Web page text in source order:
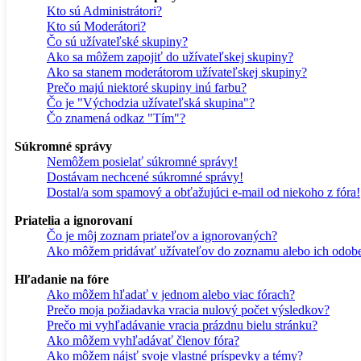
Kto sú Administrátori?
Kto sú Moderátori?
Čo sú užívateľské skupiny?
Ako sa môžem zapojiť do užívateľskej skupiny?
Ako sa stanem moderátorom užívateľskej skupiny?
Prečo majú niektoré skupiny inú farbu?
Čo je "Východzia užívateľská skupina"?
Čo znamená odkaz "Tím"?
Súkromné správy
Nemôžem posielať súkromné správy!
Dostávam nechcené súkromné správy!
Dostal/a som spamový a obťažujúci e-mail od niekoho z fóra!
Priatelia a ignorovaní
Čo je môj zoznam priateľov a ignorovaných?
Ako môžem pridávať užívateľov do zoznamu alebo ich
Hľadanie na fóre
Ako môžem hľadať v jednom alebo viac fórach?
Prečo moja požiadavka vracia nulový počet výsledkov?
Prečo mi vyhľadávanie vracia prázdnu bielu stránku?
Ako môžem vyhľadávať členov fóra?
Ako môžem nájsť svoje vlastné príspevky a témy?